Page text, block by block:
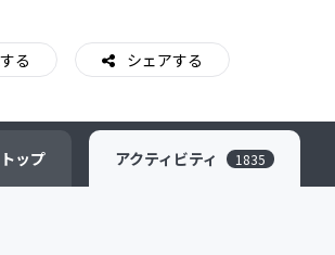
開発
フード・飲食店
ビューティー・ヘル
る シェアする
トップ アクティビティ 1835